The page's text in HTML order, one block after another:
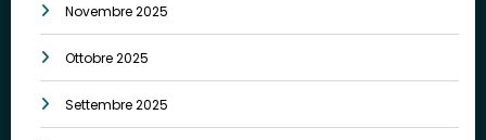
Novembre 2025
Ottobre 2025
Settembre 2025